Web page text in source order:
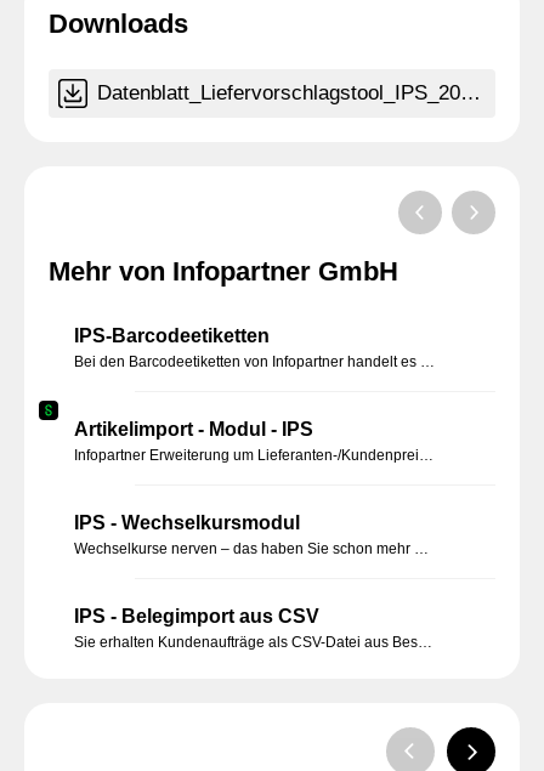
Downloads
Datenblatt_Liefervorschlagstool_IPS_2026.pdf
Mehr von Infopartner GmbH
IPS-Barcodeetiketten
Bei den Barcodeetiketten von Infopartner handelt es sich um ein einfach, schnell und unkompliziert nutzbares Modul, das Ihnen ermöglicht Barcode-Artikel- und Adressetiketten zu drucken
Artikelimport - Modul - IPS
Infopartner Erweiterung um Lieferanten-/Kundenpreise abzugleichen und Artikelfremddaten in die Sage 100 einfach und schnell zu importieren.
IPS - Wechselkursmodul
Wechselkurse nerven – das haben Sie schon mehr als einmal gedacht? Das lästige manuelle Eintragen stört Sie und birgt manche Fehlerquelle - Erleichtern Sie sich mit unserem Aktualisierungstool Ihren Arbeitsablauf.
IPS - Belegimport aus CSV
Sie erhalten Kundenaufträge als CSV-Datei aus Bestellportalen wie z.B. JTL? Oder wollen Wareneingänge schnell erfassen?